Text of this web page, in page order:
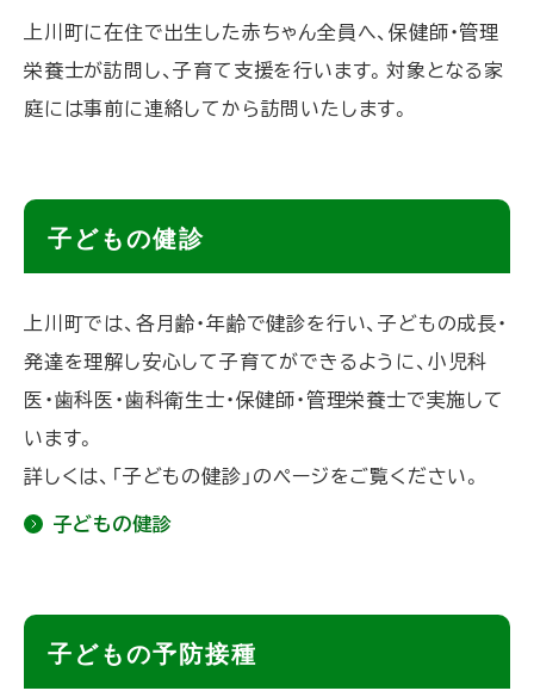
上川町に在住で出生した赤ちゃん全員へ、保健師・管理
栄養士が訪問し、子育て支援を行います。対象となる家
庭には事前に連絡してから訪問いたします。
に
戻
る
子どもの健診
上川町では、各月齢・年齢で健診を行い、子どもの成長・
発達を理解し安心して子育てができるように、小児科
医・歯科医・歯科衛生士・保健師・管理栄養士で実施して
います。
詳しくは、「子どもの健診」のページをご覧ください。
子どもの健診
子どもの予防接種